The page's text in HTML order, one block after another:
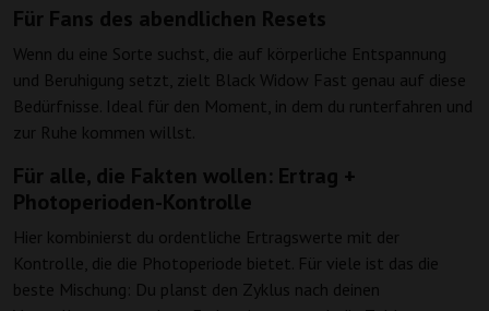
Für Fans des abendlichen Resets
Wenn du eine Sorte suchst, die auf körperliche Entspannung
und Beruhigung setzt, zielt Black Widow Fast genau auf diese
Bedürfnisse. Ideal für den Moment, in dem du runterfahren und
zur Ruhe kommen willst.
Für alle, die Fakten wollen: Ertrag +
Photoperioden-Kontrolle
Hier kombinierst du ordentliche Ertragswerte mit der
Kontrolle, die die Photoperiode bietet. Für viele ist das die
beste Mischung: Du planst den Zyklus nach deinen